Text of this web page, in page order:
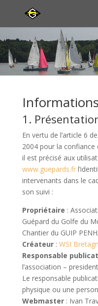
1.
En vertu de l’article 6
2004 pour la confiance
il est précisé aux
www.guepards.fr
intervenants dans le
son suivi :
Propriétaire :
Guépard du Golfe du
Chantier du GUIP
Créateur: WSI
Responsable
l’association –
Le responsable
physique ou une
Webmaster: Ivan